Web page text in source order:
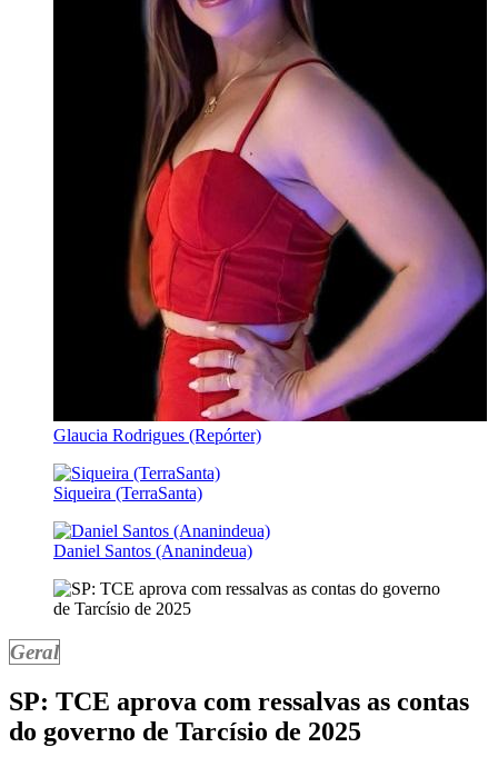
Glaucia Rodrigues (Repórter)
Siqueira (TerraSanta)
Daniel Santos (Ananindeua)
Geral
SP: TCE aprova com ressalvas as contas
do governo de Tarcísio de 2025